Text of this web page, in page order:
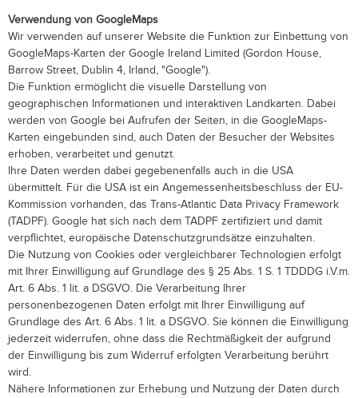
Verwendung von GoogleMaps
Wir verwenden auf unserer Website die Funktion zur Einbettung von
GoogleMaps-Karten der Google Ireland Limited (Gordon House,
Barrow Street, Dublin 4, Irland, "Google").
Die Funktion ermöglicht die visuelle Darstellung von
geographischen Informationen und interaktiven Landkarten. Dabei
werden von Google bei Aufrufen der Seiten, in die GoogleMaps-
Karten eingebunden sind, auch Daten der Besucher der Websites
erhoben, verarbeitet und genutzt.
Ihre Daten werden dabei gegebenenfalls auch in die USA
übermittelt. Für die USA ist ein Angemessenheitsbeschluss der EU-
Kommission vorhanden, das Trans-Atlantic Data Privacy Framework
(TADPF). Google hat sich nach dem TADPF zertifiziert und damit
verpflichtet, europäische Datenschutzgrundsätze einzuhalten.
Die Nutzung von Cookies oder vergleichbarer Technologien erfolgt
mit Ihrer Einwilligung auf Grundlage des § 25 Abs. 1 S. 1 TDDDG i.V.m.
Art. 6 Abs. 1 lit. a DSGVO. Die Verarbeitung Ihrer
personenbezogenen Daten erfolgt mit Ihrer Einwilligung auf
Grundlage des Art. 6 Abs. 1 lit. a DSGVO. Sie können die Einwilligung
jederzeit widerrufen, ohne dass die Rechtmäßigkeit der aufgrund
der Einwilligung bis zum Widerruf erfolgten Verarbeitung berührt
wird.
Nähere Informationen zur Erhebung und Nutzung der Daten durch